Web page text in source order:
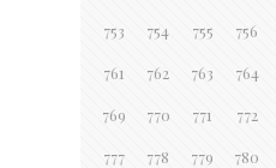
753 754 755 756
761 762 763 764
769 770 771 772
777 778 779 780